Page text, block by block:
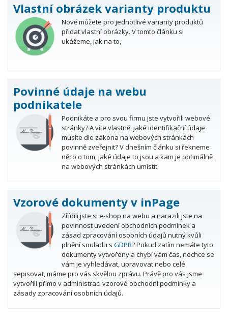
Vlastní obrázek varianty produktu
Nově můžete pro jednotlivé varianty produktů
přidat vlastní obrázky. V tomto článku si
ukážeme, jak na to,
Povinné údaje na webu
podnikatele
Podnikáte a pro svou firmu jste vytvořili webové
stránky? A víte vlastně, jaké identifikační údaje
musíte dle zákona na webových stránkách
povinně zveřejnit? V dnešním článku si řekneme
něco o tom, jaké údaje to jsou a kam je optimálně
na webových stránkách umístit.
Vzorové dokumenty v inPage
Zřídili jste si e-shop na webu a narazili jste na
povinnost uvedení obchodních podmínek a
zásad zpracování osobních údajů nutný kvůli
plnění souladu s GDPR? Pokud zatím nemáte tyto
dokumenty vytvořeny a chybí vám čas, nechce se
vám je vyhledávat, upravovat nebo celé
sepisovat, máme pro vás skvělou zprávu. Právě pro vás jsme
vytvořili přímo v administraci vzorové obchodní podmínky a
zásady zpracování osobních údajů.